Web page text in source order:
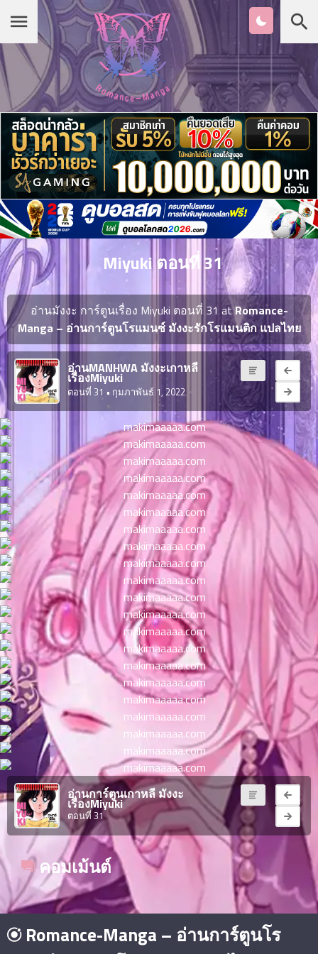
หน้าแรก
หมวดมังงะ
รายชื่อมังงะ Romance
เกาหลี
จีน
ญี่ปุ่น
จบแล้ว
บุ๊กมาร์ก
อ่านมังงะ
Miyuki ตอนที่ 31
อ่านมังงะ การ์ตูนเรื่อง Miyuki ตอนที่ 31 atRomance-
Manga – อ่านการ์ตูนโรแมนซ์ มังงะรักโรแมนติก แปลไทย
อ่านMANHWA มังงะเกาหลี
เรื่องMiyuki
ตอนที่ 31 • กุมภาพันธ์ 1, 2022
อ่านการ์ตูนเกาหลี มังงะ
เรื่องMiyuki
ตอนที่ 31
คอมเม้นต์
Chapter
List
ที่
น
2
ตอน
ที่
น
3
ตอน
ที่
ม
4
ตอน
ที่
ม
5
ตอน
ที่
6
ตอน
ที่
น
7
ตอน
ที่
น
8
ตอน
ที่
น
9
ตอน
ที่
น
10
ตอน
ที่
ม
11
ตอน
ที่
ม
12
ตอน
ที่
ม
13
ตอน
14
ตอน
ที่
ม
15Romance-Manga – อ่านการ์ตูนโร